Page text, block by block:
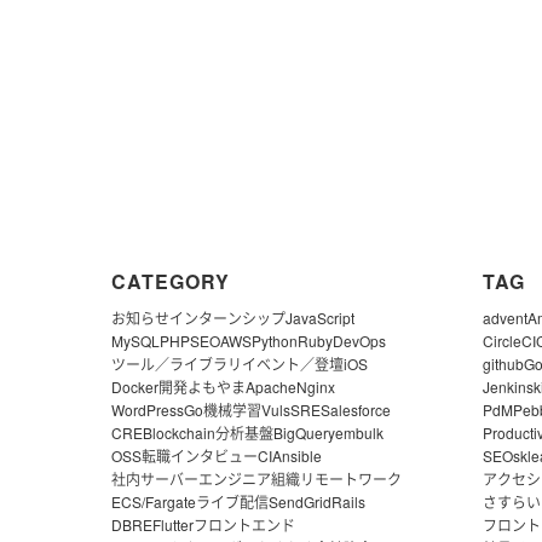
CATEGORY
お知らせインターンシップJavaScript
MySQL PHPSEOAWSPythonRubyDevOps
ツール／ライブラリイベント／登壇iOS
Docker開発よもやまApacheNginx
WordPressGo機械学習VulsSRESalesforce
CREBlockchain分析基盤BigQueryembulk
OSS転職インタビューCIAnsible
社内サーバーエンジニア組織リモートワーク
ECS/Fargateライブ配信SendGridRails
DBREFlutterフロントエンド
TAG
advent
CircleCI
githubGo
Jenkins
PdM
SEO
アクセ
さすら
フロン